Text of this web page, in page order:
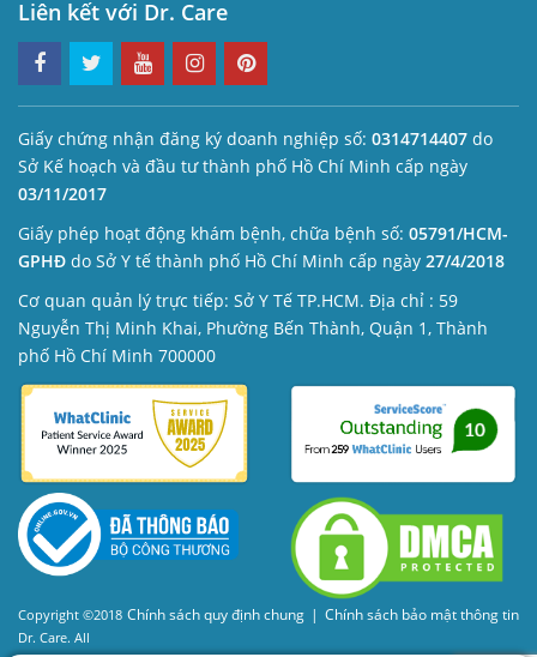
Liên kết với Dr. Care
Giấy chứng nhận đăng ký doanh nghiệp số: 0314714407 do
Sở Kế hoạch và đầu tư thành phố Hồ Chí Minh cấp ngày
03/11/2017
Giấy phép hoạt động khám bệnh, chữa bệnh số: 05791/HCM-
GPHĐ do Sở Y tế thành phố Hồ Chí Minh cấp ngày 27/4/2018
Cơ quan quản lý trực tiếp: Sở Y Tế TP.HCM. Địa chỉ : 59
Nguyễn Thị Minh Khai, Phường Bến Thành, Quận 1, Thành
phố Hồ Chí Minh 700000
Chính sách quy định chung | Chính sách bảo mật thông tin
Copyright ©2018
Dr. Care. All